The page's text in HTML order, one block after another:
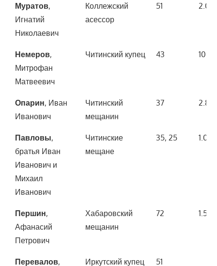
Муратов,
Игнатий
Николаевич
Коллежский
асессор
51
Немеров,
Митрофан
Матвеевич
Читинский купец 43
Опарин, Иван
Иванович
Читинский
мещанин
37
Павловы,
братья Иван
Иванович и
Михаил
Иванович
Читинские
мещане
35, 25 1.000
Першин,
Афанасий
Петрович
Хабаровский
мещанин
72 1.500
Перевалов,
Иркутский купец 51